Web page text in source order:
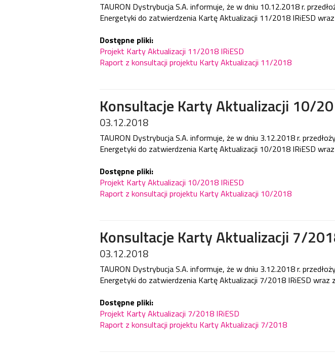
TAURON Dystrybucja S.A. informuje, że w dniu 10.12.2018 r.
Energetyki do zatwierdzenia Kartę Aktualizacji 11/2018 IRiESD
Dostępne pliki:
Projekt Karty Aktualizacji 11/2018 IRiESD
Raport z konsultacji projektu Karty Aktualizacji 11/2018
Konsultacje Karty Aktualizacji 10/
03.12.2018
TAURON Dystrybucja S.A. informuje, że w dniu 3.12.2018 r.
Energetyki do zatwierdzenia Kartę Aktualizacji 10/2018 IRiESD
Dostępne pliki:
Projekt Karty Aktualizacji 10/2018 IRiESD
Raport z konsultacji projektu Karty Aktualizacji 10/2018
Konsultacje Karty Aktualizacji 7/
03.12.2018
TAURON Dystrybucja S.A. informuje, że w dniu 3.12.2018 r.
Energetyki do zatwierdzenia Kartę Aktualizacji 7/2018 IRiESD wraz
Dostępne pliki:
Projekt Karty Aktualizacji 7/2018 IRiESD
Raport z konsultacji projektu Karty Aktualizacji 7/2018